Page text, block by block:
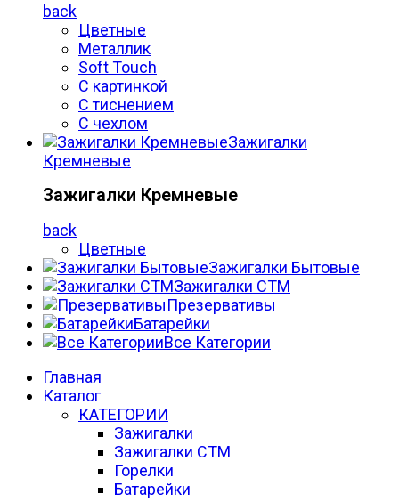
back
Цветные
Металлик
Soft Touch
С картинкой
С тиснением
С чехлом
Зажигалки
Кремневые
Зажигалки Кремневые
back
Цветные
Зажигалки Бытовые
Зажигалки СТМ
Презервативы
Батарейки
Все Категории
Главная
Каталог
КАТЕГОРИИ
Зажигалки
Зажигалки СТМ
Горелки
Батарейки